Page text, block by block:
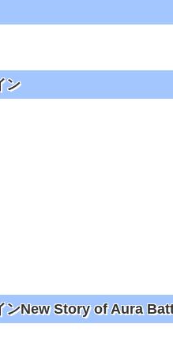
ン
ンNew Story of Aura